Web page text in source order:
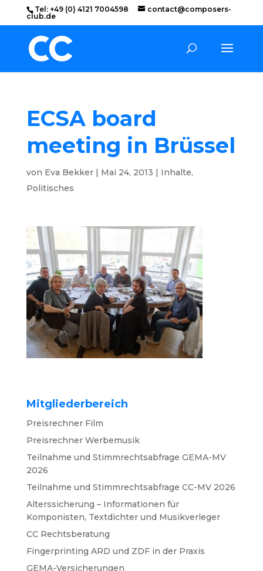
Tel: +49 (0) 4121 7004598
contact@composers-
club.de
ECSA board
meeting in Brüssel
von Eva Bekker| Mai 24, 2013 | Inhalte,
Politisches
Mitgliederbereich
Preisrechner Film
Preisrechner Werbemusik
Teilnahme und Stimmrechtsabfrage GEMA-MV
2026
Teilnahme und Stimmrechtsabfrage CC-MV 2026
Alterssicherung – Informationen für
Komponisten, Textdichter und Musikverleger
CC Rechtsberatung
Fingerprinting ARD und ZDF in der Praxis
GEMA-Versicherungen